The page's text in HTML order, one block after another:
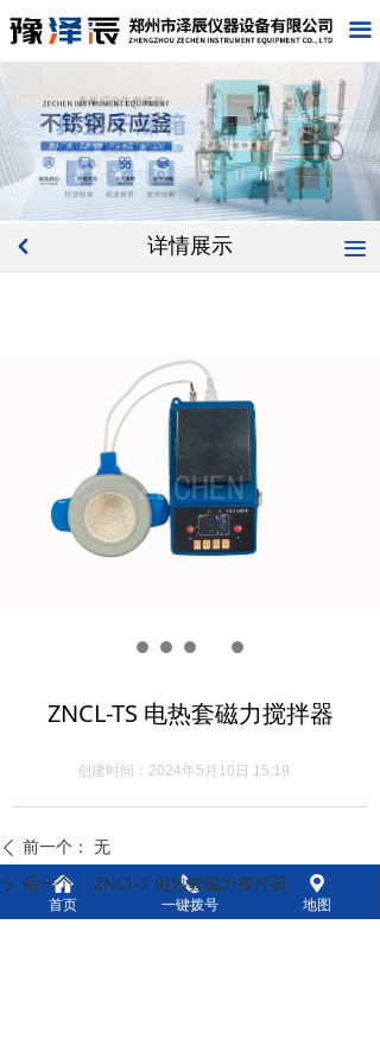
끀
首页
产品中心
新闻中心
工程案例
ZNCL-TS 电热套磁力搅拌器
创建时间： 2024年5月10日 15:19
낒 끀
详情展示
ꄴ 前一个： 无
ꄲ 后一个： ZNCL-T 电热套磁力搅拌器
낀
首页
끅
一键拨号
끇
地图